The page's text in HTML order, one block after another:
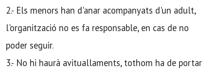
2.- Els menors han d'anar acompanyats d'un adult,
l'organització no es fa responsable, en cas de no
poder seguir.
3.- No hi haurà avituallaments, tothom ha de portar